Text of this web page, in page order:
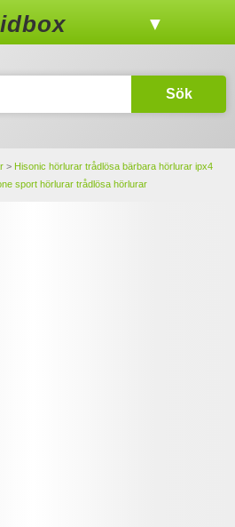
▼
Sök
> Hisonic hörlurar trådlösa bärbara hörlurar ipx4
sport hörlurar trådlösa hörlurar